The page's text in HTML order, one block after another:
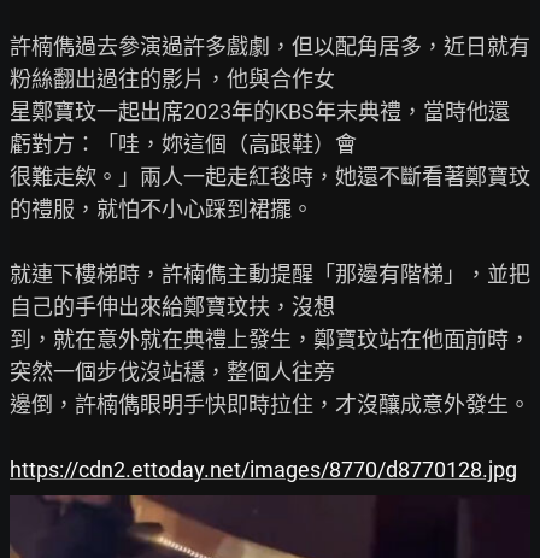
許楠儁過去參演過許多戲劇，但以配角居多，近日就有
粉絲翻出過往的影片，他與合作女
星鄭寶玟一起出席2023年的KBS年末典禮，當時他還
虧對方：「哇，妳這個（高跟鞋）會
很難走欸。」兩人一起走紅毯時，她還不斷看著鄭寶玟
的禮服，就怕不小心踩到裙擺。
就連下樓梯時，許楠儁主動提醒「那邊有階梯」，並把
自己的手伸出來給鄭寶玟扶，沒想
到，就在意外就在典禮上發生，鄭寶玟站在他面前時，
突然一個步伐沒站穩，整個人往旁
邊倒，許楠儁眼明手快即時拉住，才沒釀成意外發生。
https://cdn2.ettoday.net/images/8770/d8770128.jpg